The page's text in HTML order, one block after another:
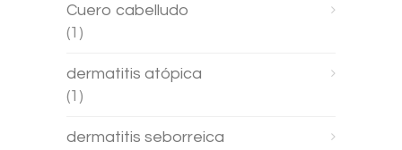
Cuero cabelludo
(1)
dermatitis atópica
(1)
dermatitis seborreica